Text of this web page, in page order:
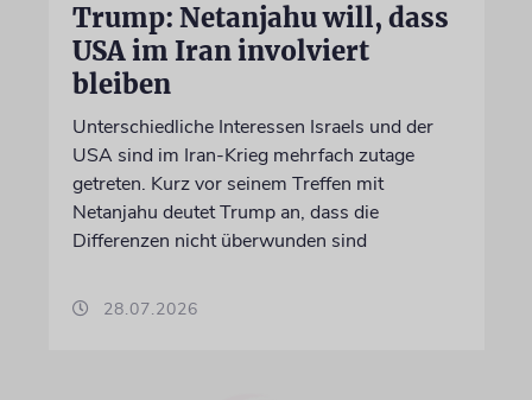
Trump: Netanjahu will, dass
USA im Iran involviert
bleiben
Unterschiedliche Interessen Israels und der
USA sind im Iran-Krieg mehrfach zutage
getreten. Kurz vor seinem Treffen mit
Netanjahu deutet Trump an, dass die
Differenzen nicht überwunden sind
28.07.2026